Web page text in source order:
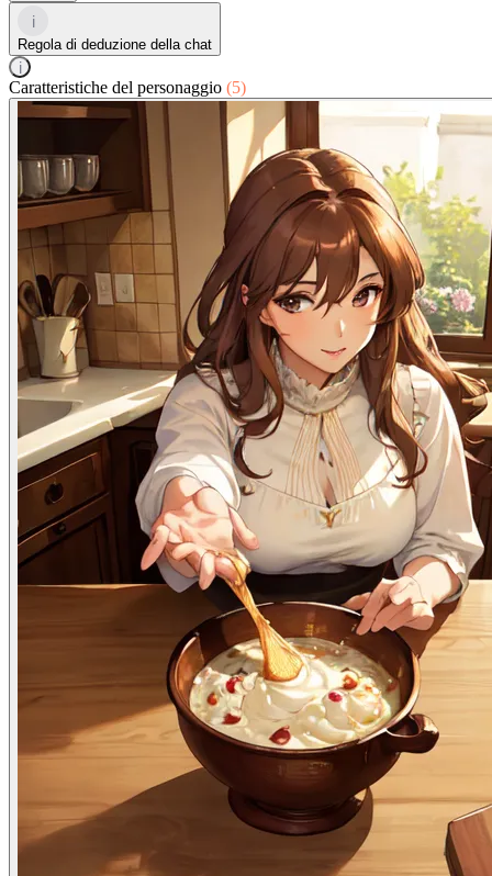
i
Regola di deduzione della chat
i
Caratteristiche del personaggio (5)